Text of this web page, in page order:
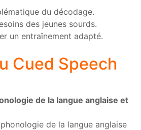
du décodage.
des jeunes sourds.
un entraînement adapté.
Cued Speech
de la langue anglaise et
de la langue anglaise